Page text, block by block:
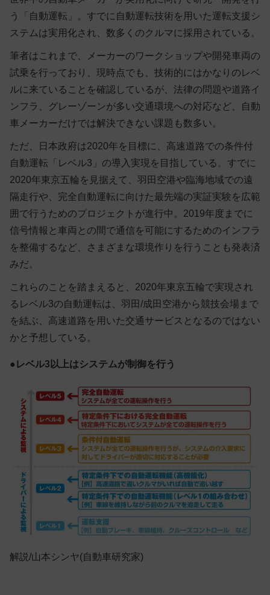
う「自動運転」。すでに自動運転技術を用いた運転支援シ
ステムは実用化され、数多くのクルマに採用されている。
筆者はこれまで、メーカーのワークショップや開発車両の
試乗を行っており、現時点でも、技術的にはかなりのレベ
ルに来ていることを確認しているが、法律の問題や道路イ
ンフラ、グレーゾーンが多い交通環境への対応など、自動
車メーカーだけでは解決できない課題も数多い。
ただ、日本政府は2020年を目標に、高速道路での条件付
自動運転「レベル3」の導入実現を目指している。すでに
2020年東京五輪を見据えて、羽田空港や臨海地域での遠
隔走行や、完全自動運転に向けた最先端の実証実験を広範
囲で行うためのプロジェクトが進行中。2019年度までに
信号情報と車両との間で通信を可能にするためのインフラ
を整備するなど、さまざまな環境作りを行うことも発表済
みだ。
これらのことを踏まえると、2020年東京五輪で実現され
るレベル3の自動運転は、羽田/成田空港から競技会場まで
を結ぶ、高速道路を用いた交通サービスとなるのではない
かと予想している。
●レベル3以上はシステムが制御を行う
解説/山本シンヤ(自動車研究家)